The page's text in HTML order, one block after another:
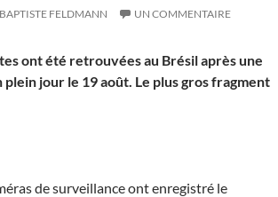
FELDMANN UN COMMENTAIRE
ont été retrouvées au Brésil après une
jour le 19 août. Le plus gros fragment
de surveillance ont enregistré le